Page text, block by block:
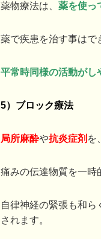
薬物療法は、薬を使っ
薬で疾患を治す事はで
平常時同様の活動がし
5）ブロック療法
局所麻酔や抗炎症剤 を
痛みの伝達物質を一時
自律神経の緊張も和
されます。